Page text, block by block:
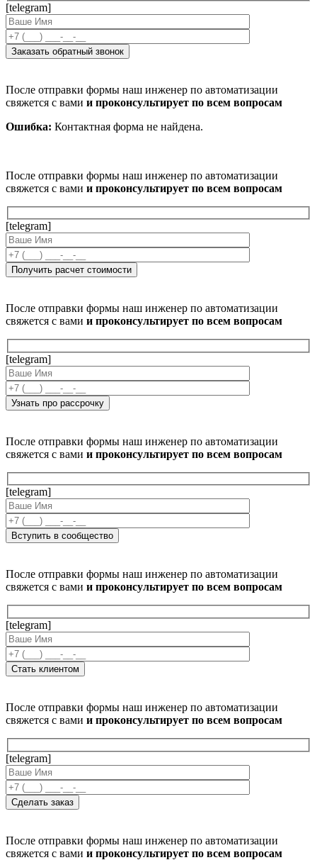
[telegram]
После отправки формы наш инженер по автоматизации
свяжется с вами и проконсультирует по всем вопросам
Ошибка: Контактная форма не найдена.
После отправки формы наш инженер по автоматизации
свяжется с вами и проконсультирует по всем вопросам
[telegram]
После отправки формы наш инженер по автоматизации
свяжется с вами и проконсультирует по всем вопросам
[telegram]
После отправки формы наш инженер по автоматизации
свяжется с вами и проконсультирует по всем вопросам
[telegram]
После отправки формы наш инженер по автоматизации
свяжется с вами и проконсультирует по всем вопросам
[telegram]
После отправки формы наш инженер по автоматизации
свяжется с вами и проконсультирует по всем вопросам
[telegram]
После отправки формы наш инженер по автоматизации
свяжется с вами и проконсультирует по всем вопросам